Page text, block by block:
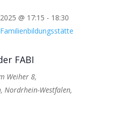
FABI
@ 17:15 - 18:30
Weiher 8,
Nordrhein-Westfalen,